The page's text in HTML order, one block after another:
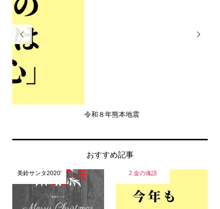
 
おすすめ記事
美鈴サンタ2020' 2.金の魂語